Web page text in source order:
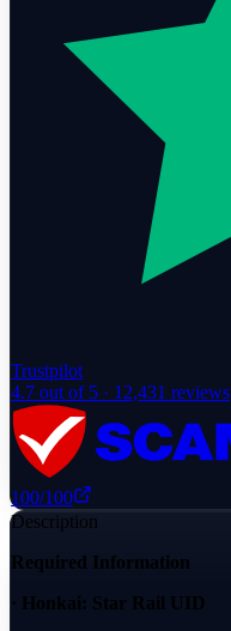
Trustpilot
4.7 out of 5 · 12,431 reviews
100/100
Description
Required Information
· Honkai: Star Rail UID